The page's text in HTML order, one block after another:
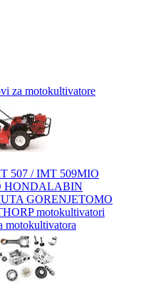
za motokultivatore
507 / IMT 509MIO
HONDALABIN
GORENJETOMO
motokultivatori
motokultivatora